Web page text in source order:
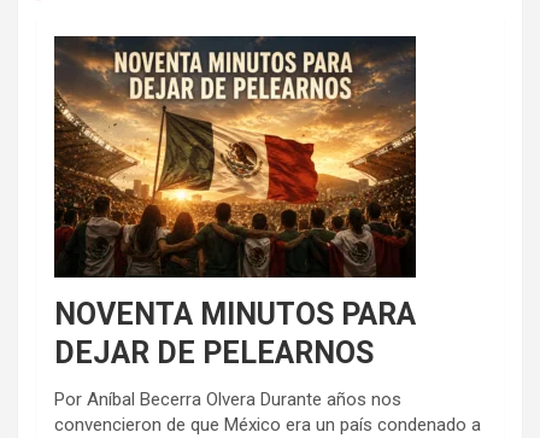
NOVENTA MINUTOS PARA
DEJAR DE PELEARNOS
Por Aníbal Becerra Olvera Durante años nos
convencieron de que México era un país condenado a